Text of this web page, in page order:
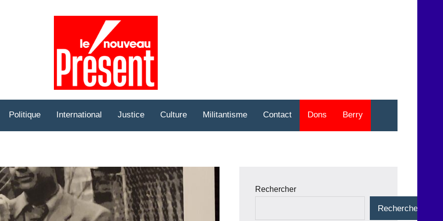
Politique International Justice Culture Militantisme Contact Dons Berry
Rechercher
Rechercher